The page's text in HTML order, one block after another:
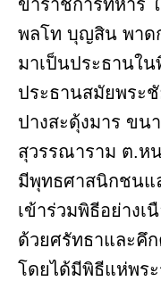
ข้าราชการทหาร
พลโท บุญสิน พาด
มาเป็นประธานใ
ประธานสมัยพระ
ปางสะดุ้งมาร ขน
สุวรรณาราม ต.ห
มีพุทธศาสนิกชนแ
เข้าร่วมพิธีอย่างเ
ด้วยศรัทธาและคึ
โดยได้มีพิธีแห่พร